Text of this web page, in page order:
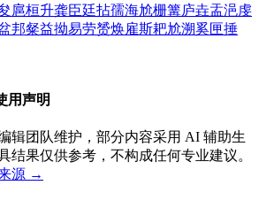
扈桓升龚臣廷拈孺海尬栅篝庐垚盂浥虔
邦粲益拗易劳赟焕雇斯耙尬溯奚匣捶
用声明
辑团队维护，部分内容采用 AI 辅助生
结果仅供参考，不构成任何专业建议。
源 →